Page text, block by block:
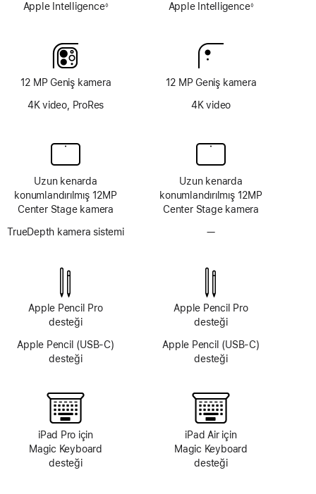
Apple Intelligence◊
12 MP Geniş kamera
4K video, ProRes
Uzun kenarda
konumlandırılmış 12MP
Center Stage kamera
TrueDepth kamera sistemi
Apple Pencil Pro
desteği
Apple Pencil (USB‑C)
desteği
iPad Pro için
Magic Keyboard
desteği
Apple Intelligence◊
12 MP Geniş kamera
4K video
Uzun kenarda
konumlandırılmış 12MP
Center Stage kamera
—TrueDepth
yok
Apple Pencil Pro
desteği
Apple Pencil (USB‑C)
desteği
iPad Air için
Magic Keyboard
desteği